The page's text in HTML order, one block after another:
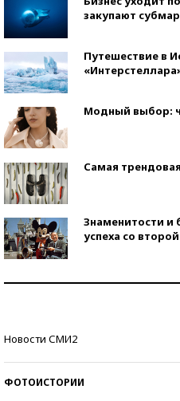
закупают
Путешествие в
Модный выбор:
Самая
Знаменитости и
успеха со
Новости СМИ2
ФОТОИСТОРИИ